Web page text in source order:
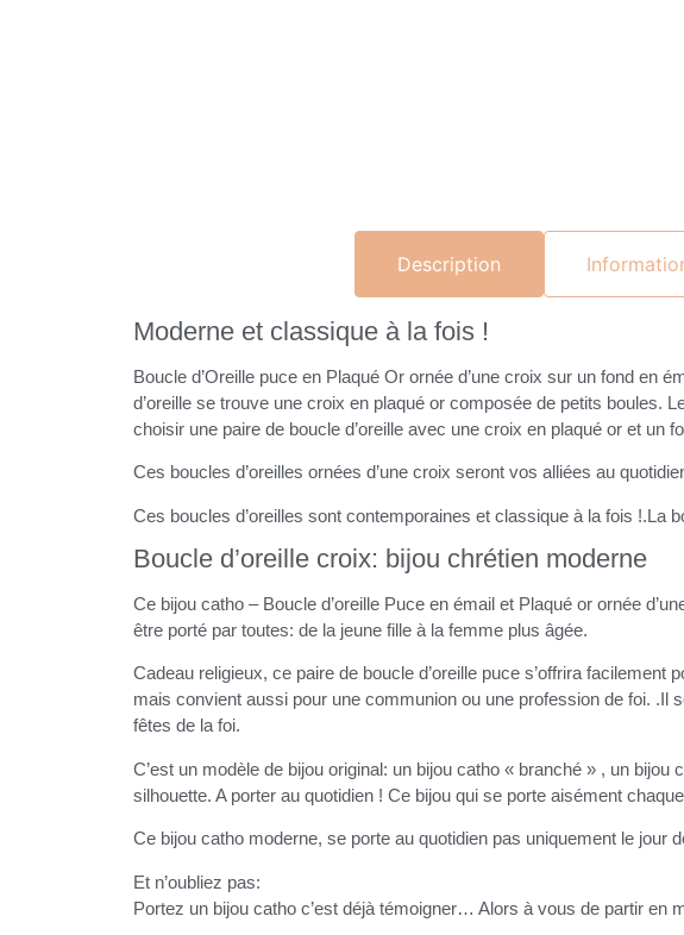
Description
Moderne et classique à la fois !
Boucle d’Oreille puce en Plaqué Or ornée d’une croix sur un fond en
d’oreille se trouve une croix en plaqué or composée de petits boules.
choisir une paire de boucle d’oreille avec une croix en plaqué or et un
Ces boucles d’oreilles ornées d’une croix seront vos alliées au
Ces boucles d’oreilles sont contemporaines et classique à la fois !.La
Boucle d’oreille croix: bijou chrétien moderne
Ce bijou catho – Boucle d’oreille Puce en émail et Plaqué or ornée
être porté par toutes: de la jeune fille à la femme plus âgée.
Cadeau religieux, ce paire de boucle d’oreille puce s’offrira
mais convient aussi pour une communion ou une profession de foi. .Il
fêtes de la foi.
C’est un modèle de bijou original: un bijou catho « branché » , un
silhouette. A porter au quotidien ! Ce bijou qui se porte aisément
Ce bijou catho moderne, se porte au quotidien pas uniquement le jour
Et n’oubliez pas:
Portez un bijou catho c’est déjà témoigner… Alors à vous de partir en